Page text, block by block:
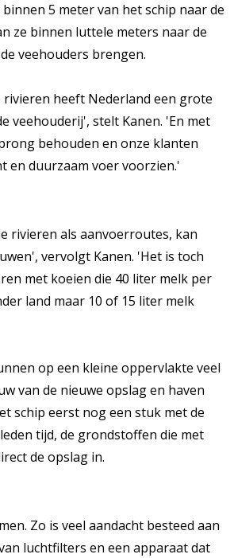
5 meter van het schip naar de
ze binnen luttele meters naar de
veehouders brengen.
heeft Nederland een grote
veehouderij', stelt Kanen. 'En met
behouden en onze klanten
en duurzaam voer voorzien.'
rivieren als aanvoerroutes, kan
vervolgt Kanen. 'Het is toch
met koeien die 40 liter melk per
land maar 10 of 15 liter melk
op een kleine oppervlakte veel
van de nieuwe opslag en haven
schip eerst nog een stuk met de
tijd, de grondstoffen die met
de opslag in.
Zo is veel aandacht besteed aan
luchtfilters en een apparaat dat